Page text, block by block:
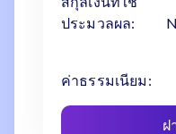
ประมวลผล:
ค่าธรรมเนียม:
ฝ